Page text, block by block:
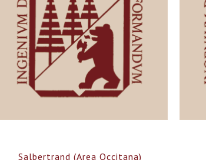
Salbertrand (Area Occitana)